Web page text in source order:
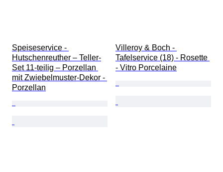
Speiseservice -
Hutschenreuther – Teller-
Set 11-teilig – Porzellan
mit Zwiebelmuster-Dekor -
Porzellan
Villeroy & Boch -
Tafelservice (18) - Rosette
- Vitro Porcelaine